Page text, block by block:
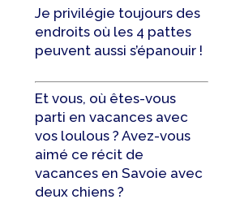
Je privilégie toujours des
endroits où les 4 pattes
peuvent aussi s’épanouir !
Et vous, où êtes-vous
parti en vacances avec
vos loulous ? Avez-vous
aimé ce récit de
vacances en Savoie avec
deux chiens ?